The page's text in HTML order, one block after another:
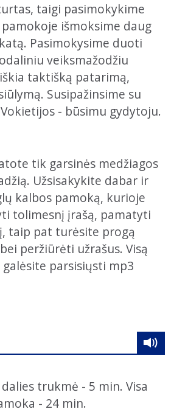
taigi pasimokykime
išmoksime daug
Pasimokysime duoti
veiksmažodžiu
taktišką patarimą,
Susipažinsime su
- būsimu gydytoju.
tik garsinės medžiagos
Užsisakykite dabar ir
kalbos pamoką, kurioje
tolimesnį įrašą, pamatyti
taip pat turėsite progą
peržiūrėti užrašus. Visą
parsisiųsti mp3
trukmė - 5 min. Visa
- 24 min.